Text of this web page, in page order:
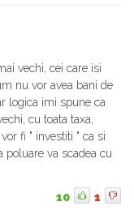
vechi, cei care isi
nu vor avea bani de
logica imi spune ca
cu toata taxa,
fi " investiti " ca si
poluare va scadea cu
10 1